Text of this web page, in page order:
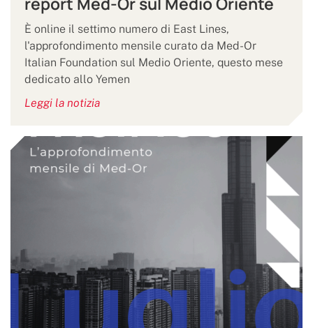
È online il settimo numero di East Lines,
l'approfondimento mensile curato da Med-Or
Italian Foundation sul Medio Oriente, questo mese
dedicato allo Yemen
Leggi la notizia